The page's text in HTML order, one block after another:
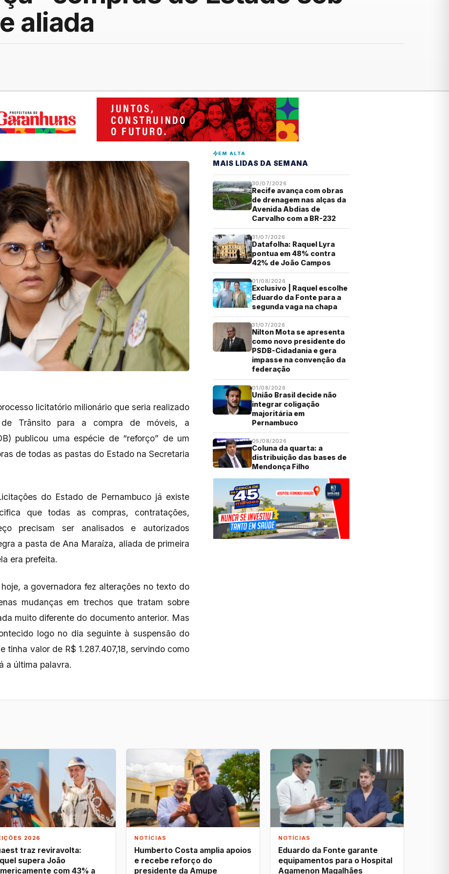
aliada
licitatório milionário que seria realizado
de Trânsito para a compra de móveis, a
publicou uma espécie de “reforço” de um
de todas as pastas do Estado na Secretaria
do Estado de Pernambuco já existe
que todas as compras, contratações,
precisam ser analisados e autorizados
a pasta de Ana Maraíza, aliada de primeira
era prefeita.
a governadora fez alterações no texto do
mudanças em trechos que tratam sobre
muito diferente do documento anterior. Mas
logo no dia seguinte à suspensão do
tinha valor de R$ 1.287.407,18, servindo como
a última palavra.
EM ALTA
MAIS LIDAS DA SEMANA
30/07/2026
Recife avança com obras
de drenagem nas alças da
Avenida Abdias de
Carvalho com a BR-232
31/07/2026
Datafolha: Raquel Lyra
pontua em 48% contra
42% de João Campos
01/08/2026
Exclusivo | Raquel escolhe
Eduardo da Fonte para a
segunda vaga na chapa
31/07/2026
Nilton Mota se apresenta
como novo presidente do
PSDB-Cidadania e gera
impasse na convenção da
federação
01/08/2026
União Brasil decide não
integrar coligação
majoritária em
Pernambuco
05/08/2026
Coluna da quarta: a
distribuição das bases de
Mendonça Filho
2026
traz reviravolta:
supera João
com 43% a
NOTÍCIAS
Humberto Costa amplia apoios
e recebe reforço do
presidente da Amupe
NOTÍCIAS
Eduardo da Fonte garante
equipamentos para o Hospital
Agamenon Magalhães